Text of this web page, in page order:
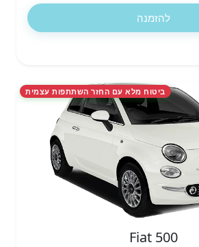
להזמנה
ביטוח מלא עם החזר השתתפות עצמית
Fiat 500